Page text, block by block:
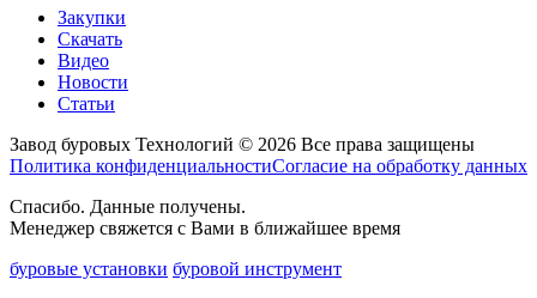
Закупки
Скачать
Видео
Новости
Статьи
Завод буровых Технологий © 2026 Все права защищены
Политика конфиденциальностиСогласие на обработку данных
Спасибо. Данные получены.
Менеджер свяжется с Вами в ближайшее время
буровые установки буровой инструмент